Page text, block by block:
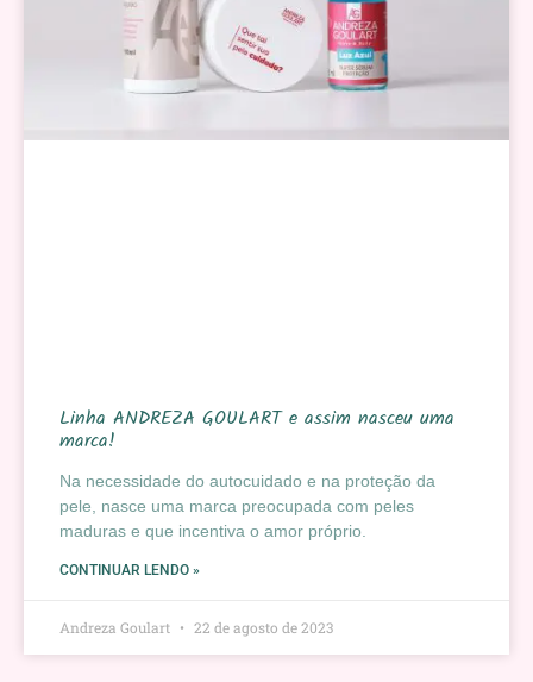
Linha ANDREZA GOULART e assim nasceu uma
marca!
Na necessidade do autocuidado e na proteção da
pele, nasce uma marca preocupada com peles
maduras e que incentiva o amor próprio.
CONTINUAR LENDO »
Andreza Goulart 22 de agosto de 2023